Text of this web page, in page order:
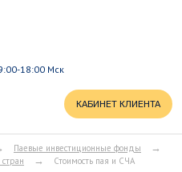
18:00 Мск
КАБИНЕТ КЛИЕНТА
Паевые инвестиционные фонды →
→ Стоимость пая и СЧА